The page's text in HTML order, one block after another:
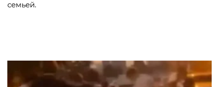
семьей.